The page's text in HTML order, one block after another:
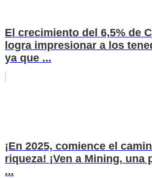
El crecimiento del 6,5% de
logra impresionar a los
ya que ...
¡En 2025, comience el
riqueza! ¡Ven a Mining, una
...